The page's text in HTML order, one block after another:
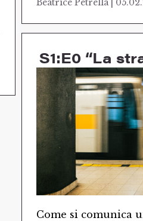
Beatrice Petrella |
S1:E0 “La
Come si comunica